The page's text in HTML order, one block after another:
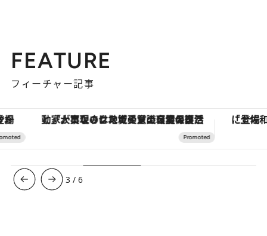
FEATURE
フィーチャー記事
「大事なのは地域の意識を変えること」。ロレックス賞受賞の自然保護活動家が実現させたナイジェリアの自然環境の復活
3 /6